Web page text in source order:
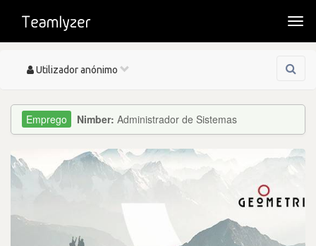
Toggle
Utilizador anónimo
Nimber: Administrador de Sistemas